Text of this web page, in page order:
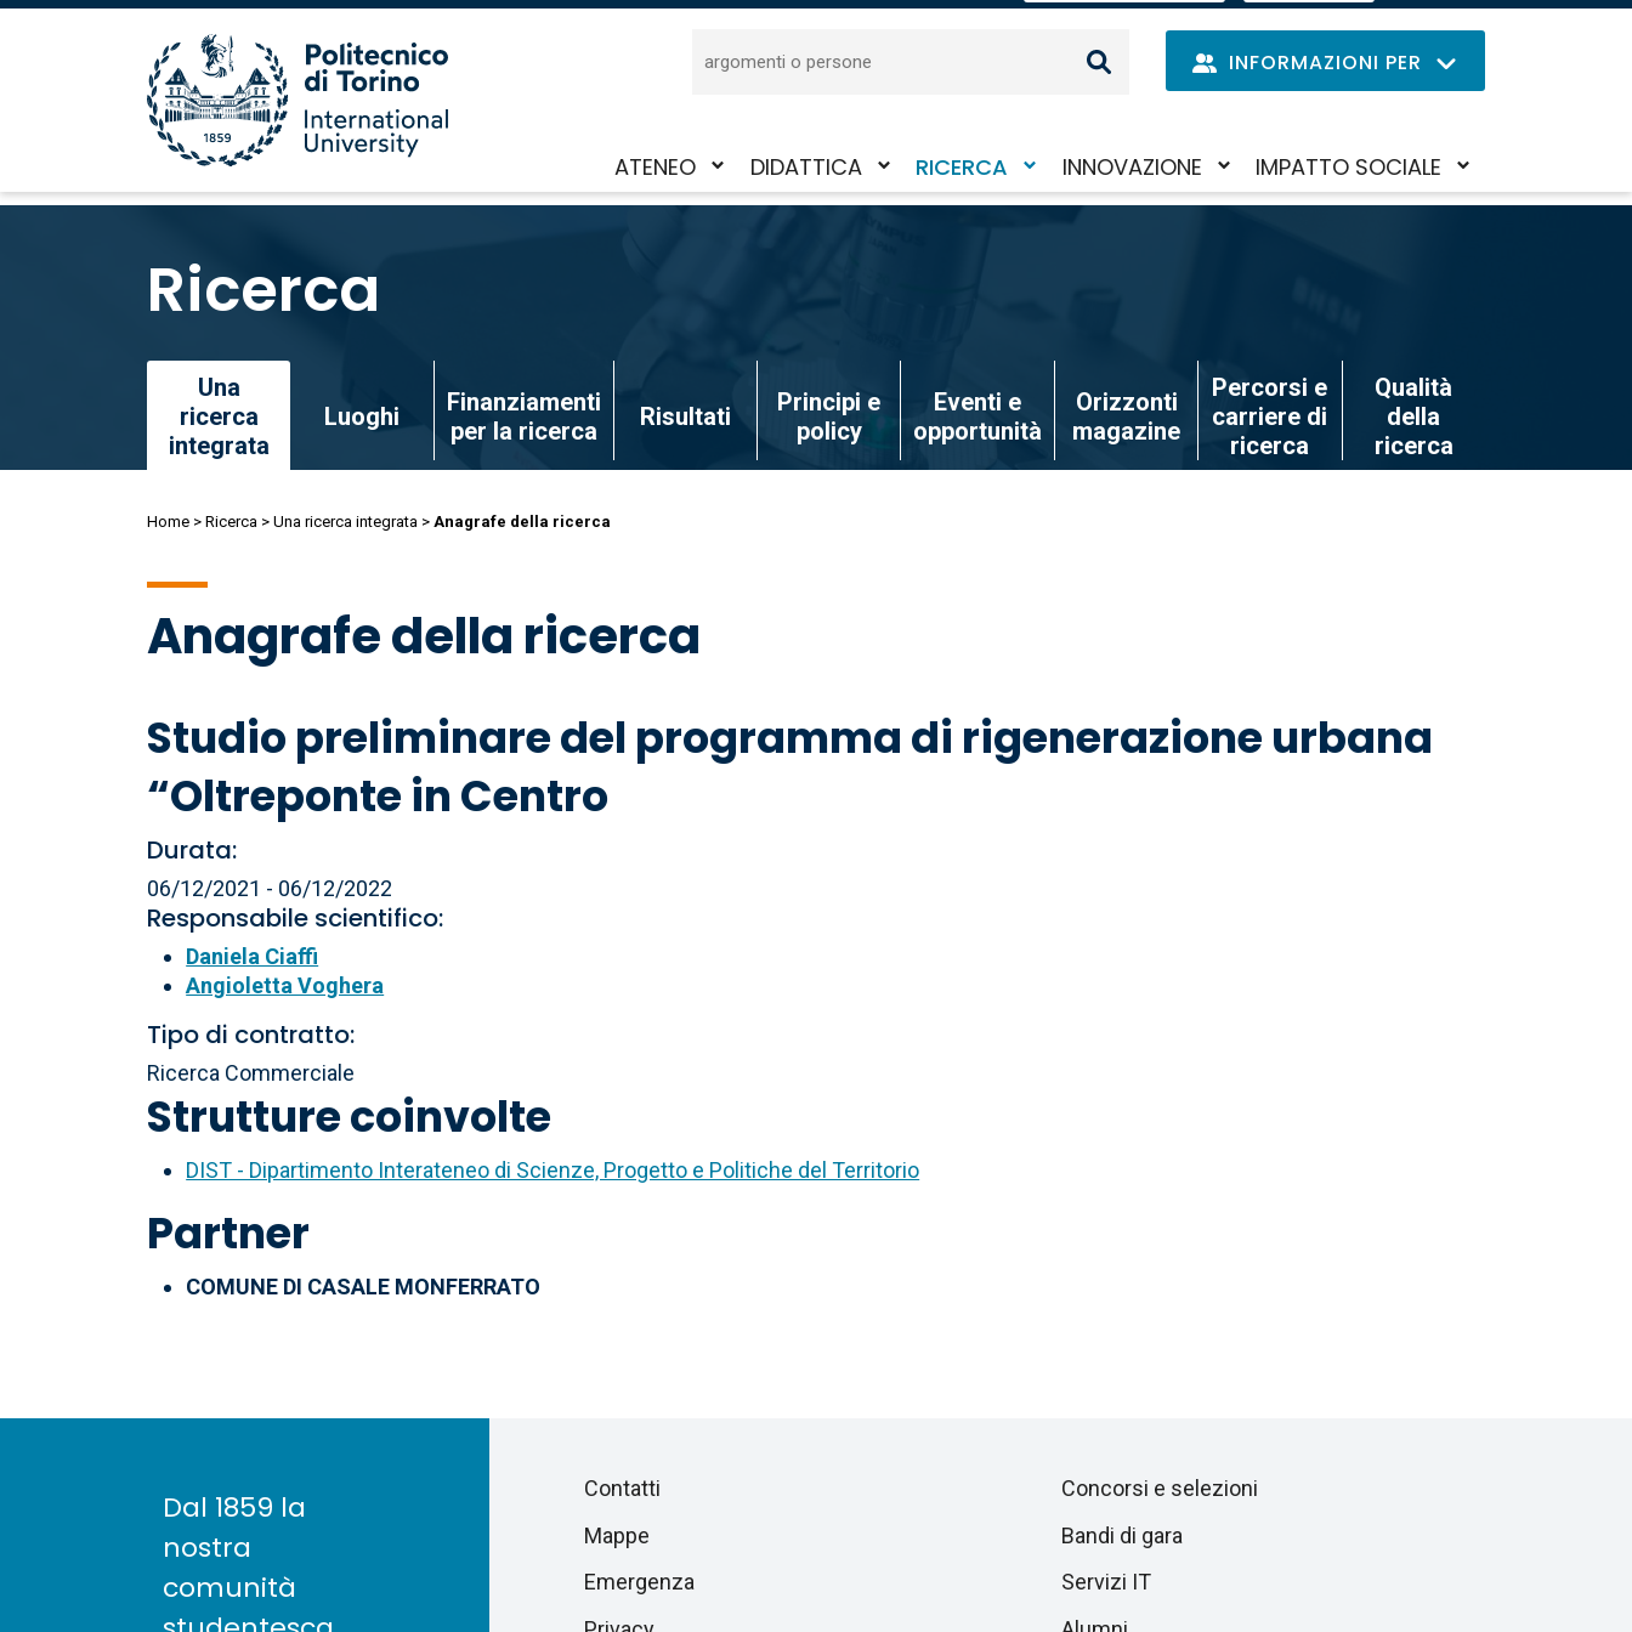
EN IL
DELLE
Salta
ATENEO
Attiva/disattiva
DIDATTICA
Attiva/disattiva
RICERCA
Attiva/disattiva
INNOVAZIONE
Attiva/disattiva
IMPATTO SOCIALE
Attiva/disattiva
INFORMAZIONI PER
Ricerca
contenuto
principale
Una
ricerca
integrata
Luoghi
Finanziamenti
per la ricerca
Risultati
Principi e
policy
Eventi e
opportunità
Orizzonti
magazine
Percorsi e
carriere di
ricerca
Qualità
della
ricerca
Briciole
di
pane
Home Ricerca Una ricerca integrata Anagrafe della ricerca
Anagrafe della ricerca
Studio preliminare del programma di rigenerazione urbana
“Oltreponte in Centro
Durata:
06/12/2021 - 06/12/2022
Responsabile scientifico:
Daniela Ciaffi
Angioletta Voghera
Tipo di contratto:
Ricerca Commerciale
Strutture coinvolte
DIST - Dipartimento Interateneo di Scienze, Progetto e Politiche del Territorio
Partner
COMUNE DI CASALE MONFERRATO
Dal 1859 la
nostra
comunità
Salta
sezione
Piè
di
pagina
Contatti
Mappe
Emergenza
Concorsi e selezioni
Bandi di gara
Servizi IT